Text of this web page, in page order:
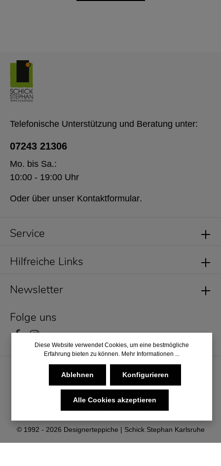
Service
Newsletter
Folge uns
Telefonische Unterstützung und Beratung unter:
07243 21306
Mo. bis Sa.:
10:00 - 19:00 Uhr
Oder über unser Kontaktformular.
Hilfreiche Links
© 1992 - 2026 Designerteppiche | Schick Stephan Karlsruhe
* Alle Preise inkl. gesetzl. Mehrwertsteuer zzgl.
und ggf. Nachnahmegebühren, wenn nicht anders angegeben.
Diese Website verwendet Cookies, um eine bestmögliche
Erfahrung bieten zu können. Mehr Informationen ...
Ablehnen Konfigurieren
Alle Cookies akzeptieren